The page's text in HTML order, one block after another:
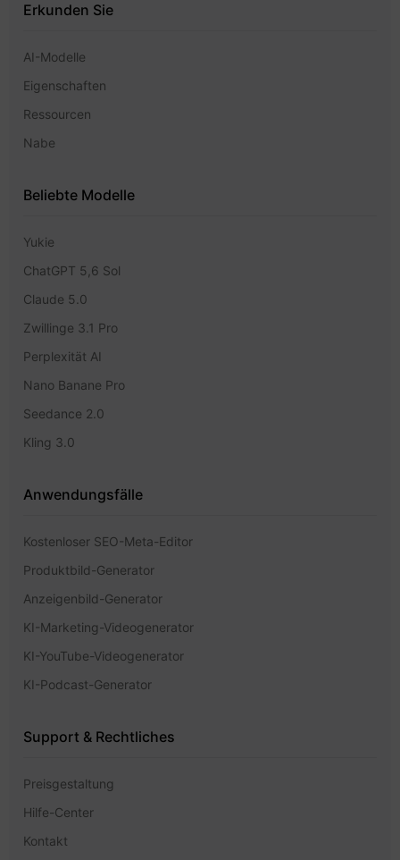
Erkunden Sie
AI-Modelle
Eigenschaften
Ressourcen
Nabe
Beliebte Modelle
Yukie
ChatGPT 5,6 Sol
Claude 5.0
Zwillinge 3.1 Pro
Perplexität AI
Nano Banane Pro
Seedance 2.0
Kling 3.0
Anwendungsfälle
Kostenloser SEO-Meta-Editor
Produktbild-Generator
Anzeigenbild-Generator
KI-Marketing-Videogenerator
KI-YouTube-Videogenerator
KI-Podcast-Generator
Support & Rechtliches
Preisgestaltung
Hilfe-Center
Kontakt